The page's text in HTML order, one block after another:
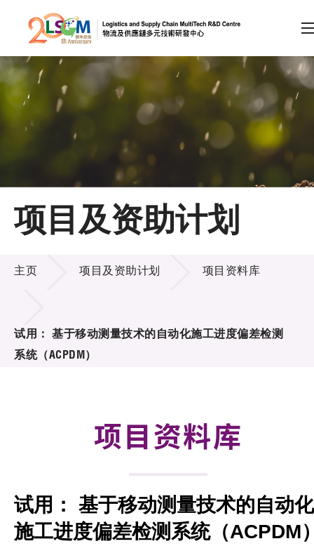
跳到内容（按回车键）
会员登录
A A EN 繁 简
主页
关于LSCM
技术商品化
合作计划
征求研发项目计划书
项目伙伴
活动及消息
项目及资助计划
项目及资助计划
主页 项目及资助计划 项目资料库
试用： 基于移动测量技术的自动化施工进度偏差检测
系统（ACPDM）
项目资料库
试用： 基于移动测量技术的自动化
施工进度偏差检测系统（ACPDM